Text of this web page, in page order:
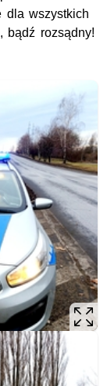
dla wszystkich
bądź rozsądny!